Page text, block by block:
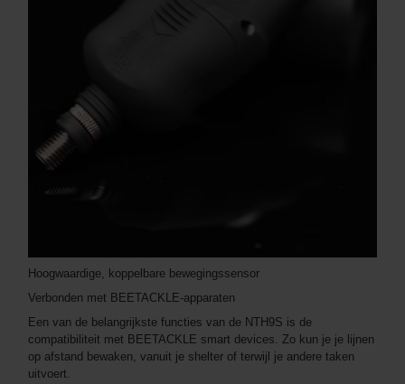
Hoogwaardige, koppelbare bewegingssensor
Verbonden met BEETACKLE-apparaten
Een van de belangrijkste functies van de NTH9S is de
compatibiliteit met BEETACKLE smart devices. Zo kun je je lijnen
op afstand bewaken, vanuit je shelter of terwijl je andere taken
uitvoert.